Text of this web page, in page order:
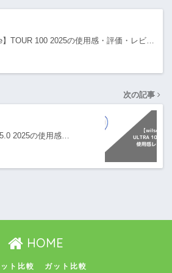
】TOUR 100 2025の使用感・評価・レビ…
次の記事
2025の使用感…
HOME
ト比較 ガット比較